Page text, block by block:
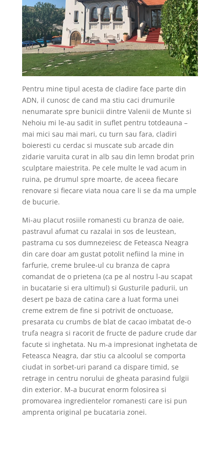
Pentru mine tipul acesta de cladire face parte din
ADN, il cunosc de cand ma stiu caci drumurile
nenumarate spre bunicii dintre Valenii de Munte si
Nehoiu mi le-au sadit in suflet pentru totdeauna –
mai mici sau mai mari, cu turn sau fara, cladiri
boieresti cu cerdac si muscate sub arcade din
zidarie varuita curat in alb sau din lemn brodat prin
sculptare maiestrita. Pe cele multe le vad acum in
ruina, pe drumul spre moarte, de aceea fiecare
renovare si fiecare viata noua care li se da ma umple
de bucurie.
Mi-au placut rosiile romanesti cu branza de oaie,
pastravul afumat cu razalai in sos de leustean,
pastrama cu sos dumnezeiesc de Feteasca Neagra
din care doar am gustat potolit nefiind la mine in
farfurie, creme brulee-ul cu branza de capra
comandat de o prietena (ca pe al nostru l-au scapat
in bucatarie si era ultimul) si Gusturile padurii, un
desert pe baza de catina care a luat forma unei
creme extrem de fine si potrivit de onctuoase,
presarata cu crumbs de blat de cacao imbatat de-o
trufa neagra si racorit de fructe de padure crude dar
facute si inghetata. Nu m-a impresionat inghetata de
Feteasca Neagra, dar stiu ca alcoolul se comporta
ciudat in sorbet-uri parand ca dispare timid, se
retrage in centru norului de gheata parasind fulgii
din exterior. M-a bucurat enorm folosirea si
promovarea ingredientelor romanesti care isi pun
amprenta original pe bucataria zonei.